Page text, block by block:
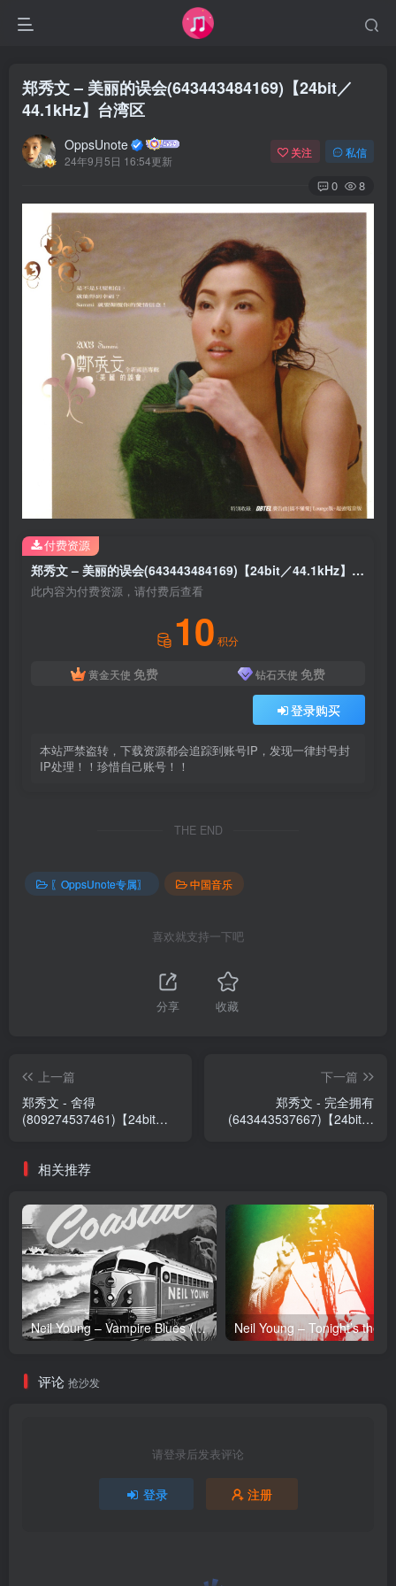
郑秀文 – 美丽的误会(643443484169)【24bit／
44.1kHz】台湾区
OppsUnote
24年9月5日 16:54更新
关注 私信
0 8
郑秀文 – 美丽的误会(643443484169)【24bit／44.1kHz】台湾区
此内容为付费资源，请付费后查看
10 积分
黄金天使 免费 钻石天使 免费
登录购买
本站严禁盗转，下载资源都会追踪到账号IP，发现一律封号封
IP处理！！珍惜自己账号！！
付费资源
THE END
〖OppsUnote专属〗 中国音乐
喜欢就支持一下吧
分享 收藏
上一篇
郑秀文 - 舍得
(809274537461)【24bit／
下一篇
郑秀文 - 完全拥有
(643443537667)【24bit／
相关推荐
Neil Young – Vampire Blues (Live) – Single(054391239303)【24bit／96.0kHz】土耳其区
评论 抢沙发
请登录后发表评论
登录 注册